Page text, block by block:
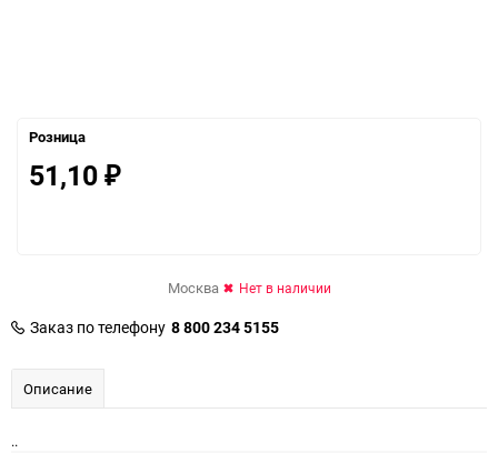
Розница
51,10 ₽
Москва Нет в наличии
Заказ по телефону 8 800 234 5155
Описание
..